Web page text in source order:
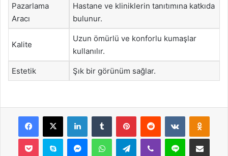
Pazarlama
Aracı
Hastane ve kliniklerin tanıtımına katkıda
bulunur.
Kalite
Uzun ömürlü ve konforlu kumaşlar
kullanılır.
Estetik Şık bir görünüm sağlar.
Facebook
X LinkedInTumblr PinterestReddit VKontakte
Pocket Skype MessengerWhatsAppTelegramViber Line E-Posta ile